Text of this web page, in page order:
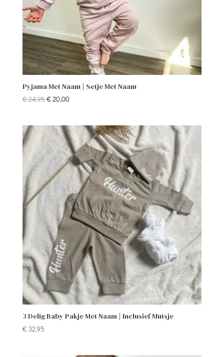
Pyjama Met Naam | Setje Met Naam
€24,95Oorspronkelijke
€ 24,95.
€20,00Huidige
€ 20,00.
3 Delig Baby Pakje Met Naam | Inclusief Mutsje
€ 32,95